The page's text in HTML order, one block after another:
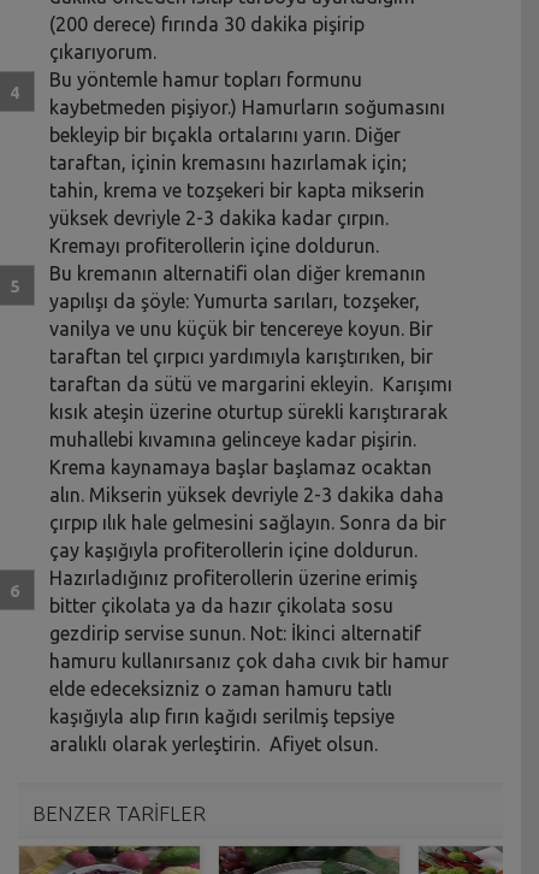
(200 derece) fırında 30 dakika pişirip
çıkarıyorum.
Bu yöntemle hamur topları formunu
kaybetmeden pişiyor.) Hamurların soğumasını
bekleyip bir bıçakla ortalarını yarın. Diğer
taraftan, içinin kremasını hazırlamak için;
tahin, krema ve tozşekeri bir kapta mikserin
yüksek devriyle 2-3 dakika kadar çırpın.
Kremayı profiterollerin içine doldurun.
Bu kremanın alternatifi olan diğer kremanın
yapılışı da şöyle: Yumurta sarıları, tozşeker,
vanilya ve unu küçük bir tencereye koyun. Bir
taraftan tel çırpıcı yardımıyla karıştırıken, bir
taraftan da sütü ve margarini ekleyin. Karışımı
kısık ateşin üzerine oturtup sürekli karıştırarak
muhallebi kıvamına gelinceye kadar pişirin.
Krema kaynamaya başlar başlamaz ocaktan
alın. Mikserin yüksek devriyle 2-3 dakika daha
çırpıp ılık hale gelmesini sağlayın. Sonra da bir
çay kaşığıyla profiterollerin içine doldurun.
Hazırladığınız profiterollerin üzerine erimiş
bitter çikolata ya da hazır çikolata sosu
gezdirip servise sunun. Not: İkinci alternatif
hamuru kullanırsanız çok daha cıvık bir hamur
elde edeceksizniz o zaman hamuru tatlı
kaşığıyla alıp fırın kağıdı serilmiş tepsiye
aralıklı olarak yerleştirin. Afiyet olsun.
BENZER TARİFLER